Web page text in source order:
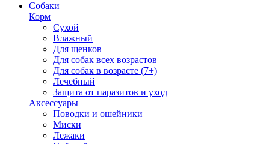
Собаки
Корм
Сухой
Влажный
Для щенков
Для собак всех возрастов
Для собак в возрасте (7+)
Лечебный
Защита от паразитов и уход
Аксессуары
Поводки и ошейники
Миски
Лежаки